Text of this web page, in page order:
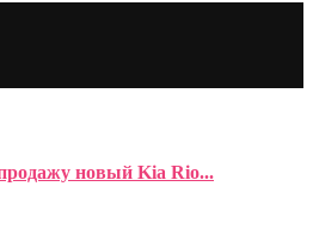
новый Kia Rio...